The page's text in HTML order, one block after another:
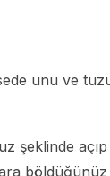
unu ve tuzu
şeklinde
böldüğünüz